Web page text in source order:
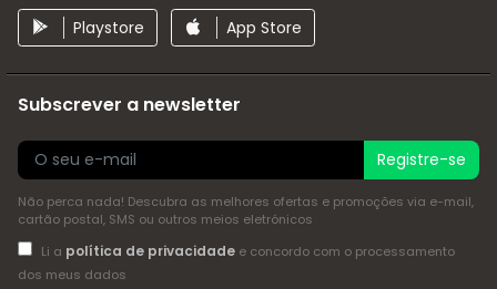
Playstore App Store
Subscrever a newsletter
Registre-se
Não perca nada! Descubra as melhores ofertas e promoções via e-mail,
cartão postal, SMS ou outros meios eletrónicos
Li a política de privacidadee concordo com o processamento
dos meus dados